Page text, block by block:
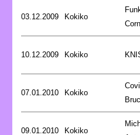
03.12.2009 Kokiko
10.12.2009 Kokiko
07.01.2010 Kokiko
09.01.2010 Kokiko